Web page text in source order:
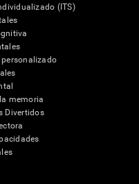
(ITS)
personalizado
memoria
Divertidos